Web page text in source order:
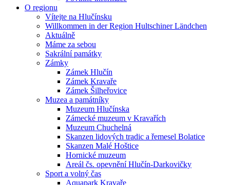
O regionu
Vítejte na Hlučínsku
Willkommen in der Region Hultschiner Ländchen
Aktuálně
Máme za sebou
Sakrální památky
Zámky
Zámek Hlučín
Zámek Kravaře
Zámek Šilheřovice
Muzea a památníky
Muzeum Hlučínska
Zámecké muzeum v Kravařích
Muzeum Chuchelná
Skanzen lidových tradic a řemesel Bolatice
Skanzen Malé Hoštice
Hornické muzeum
Areál čs. opevnění Hlučín-Darkovičky
Sport a volný čas
Aquapark Kravaře